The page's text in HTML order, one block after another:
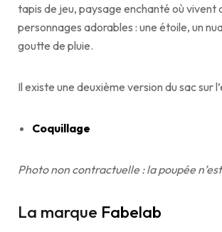
tapis de jeu, paysage enchanté où vivent
personnages adorables : une étoile, un
goutte de pluie.
Il existe une deuxième version du sac sur
Coquillage
Photo non contractuelle : la poupée
La marque Fabelab